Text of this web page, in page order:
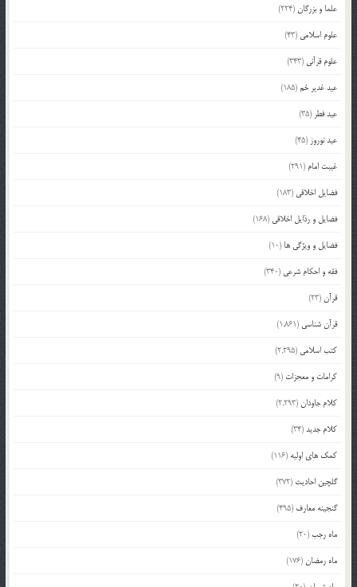
علما و بزرگان(224)
علوم اسلامی (43)
علوم قرآنی (343)
عید غدیر خم(185)
عید فطر (35)
عید نوروز (45)
غیبت امام (291)
فضایل اخلاقی (183)
فضایل و رذایل اخلاقی (168)
فضایل و ویژگی ها (10)
فقه و احکام شرعی (340)
قرآن(23)
قرآن شناسی (1,861)
کتب اسلامی (2,295)
کرامات و معجزات (9)
کلام جاودان(2,293)
کلام جدید(34)
کمک های اولیه (116)
گلچین احادیث (372)
گنجینه معارف (495)
ماه رجب(20)
ماه رمضان(176)